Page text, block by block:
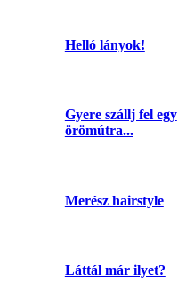
Helló lányok!
Gyere szállj fel egy
örömútra...
Merész hairstyle
Láttál már ilyet?